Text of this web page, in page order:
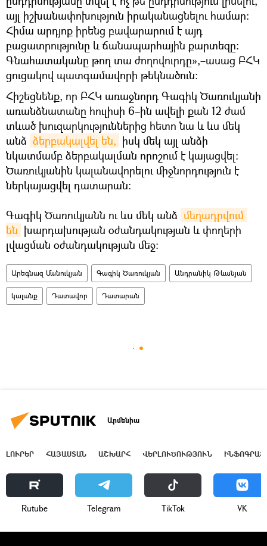
այլ իշխանափոխություն իրականացնելու համար։
Հիմա արդյոք իրենց բավարարում է այդ
բացատրությունը և ճանապարհային քարտեզը։
Գնահատականը թող տա ժողովուրդը»,–ասաց ԲՀԿ
ցուցակով պատգամավորի թեկնածուն։
Հիշեցնենք, որ ԲՀԿ առաջնորդ Գագիկ Ծառուկյանի
առանձնատանը հուլիսի 6–ին ավելի քան 12 ժամ
տևած խուզարկություններից հետո նա և ևս մեկ
անձ ձերբակալվել են, իսկ մեկ այլ անձի
նկատմամբ ձերբակալման որոշում է կայացվել։
Ծառուկյանին կալանավորելու միջնորդություն է
ներկայացվել դատարան։
Գագիկ Ծառուկյանն ու ևս մեկ անձ մեղադրվում
են խարդախության օժանդակության և փողերի
լվացման օժանդակության մեջ։
Արեգնազ Մանուկյան Գագիկ Ծառուկյան Անդրանիկ Թևանյան
կալանք Դատավոր Դատարան
Արմենիա
ԼՈՒՐԵՐ ՀԱՅԱՍՏԱՆ ԱՇԽԱՐՀ ՎԵՐԼՈՒԾՈՒԹՅՈՒՆ
Rutube Telegram ТikТоk VK